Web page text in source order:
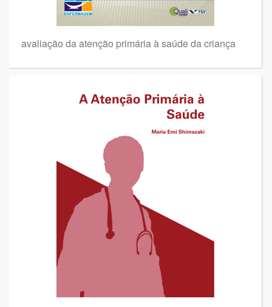
avaliação da atenção primária à saúde da criança